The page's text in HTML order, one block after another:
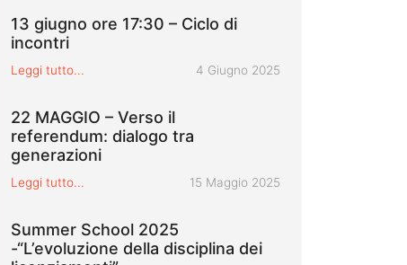
13 giugno ore 17:30 – Ciclo di
incontri
Leggi tutto... Pubblicato il
4 Giugno 2025
22 MAGGIO – Verso il
referendum: dialogo tra
generazioni
Leggi tutto... Pubblicato il
15 Maggio 2025
Summer School 2025
-“L’evoluzione della disciplina dei